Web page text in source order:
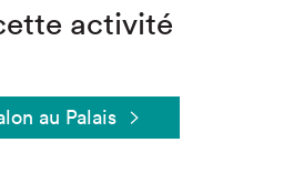
activité
au Palais